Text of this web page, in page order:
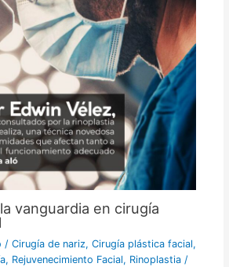
vanguardia en cirugía
/ Cirugía de nariz, Cirugía plástica facial,
, Rejuvenecimiento Facial, Rinoplastia/